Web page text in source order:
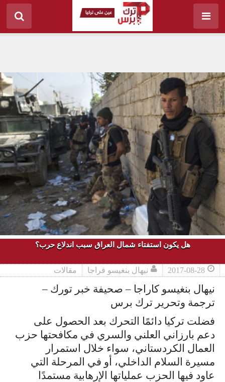
هل يكون استفتاء شمال العراق سبب اندلاع حرب؟
2017-08-28 نيهال بنغيسو قراجا مقالات
نيهال بنغيسو كاراجا – صحيفة خبر تورك –
ترجمة وتحرير ترك برس
فضلت تركيا دائمًا التحرك بعد الحصول على
دعم بارزاني العلني والسري في مكافحتها حزب
العمال الكردستاني، سواء خلال استمرار
مسيرة السلام الداخلي، أو في المرحلة التي
عاود فيها الحزب عملياتها الإرهابية مستمدًا